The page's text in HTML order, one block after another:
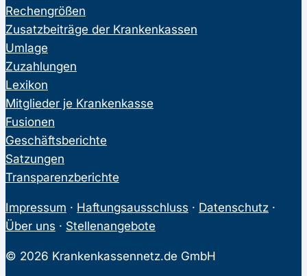
Rechengrößen
Zusatzbeiträge der Krankenkassen
Umlage
Zuzahlungen
Lexikon
Mitglieder je Krankenkasse
Fusionen
Geschäftsberichte
Satzungen
Transparenzberichte
Impressum · Haftungsausschluss · Datenschutz ·
Über uns · Stellenangebote
© 2026 Krankenkassennetz.de GmbH